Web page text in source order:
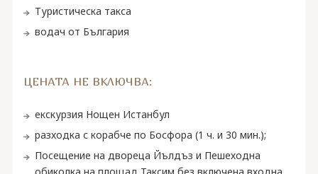
Туристическа такса
водач от България
ЦЕНАТА НЕ ВКЛЮЧВА:
екскурзия Нощен Истанбул
разходка с корабче по Босфора (1 ч. и 30 мин.);
Посещение на двореца Йълдъз и Пешеходна